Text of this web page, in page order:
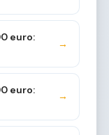
euro:
→
euro:
→